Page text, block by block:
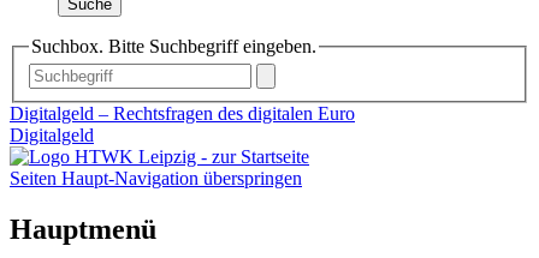
Suche
Suchbox. Bitte Suchbegriff eingeben.
Digitalgeld – Rechtsfragen des digitalen Euro
Digitalgeld
Seiten Haupt-Navigation überspringen
Hauptmenü